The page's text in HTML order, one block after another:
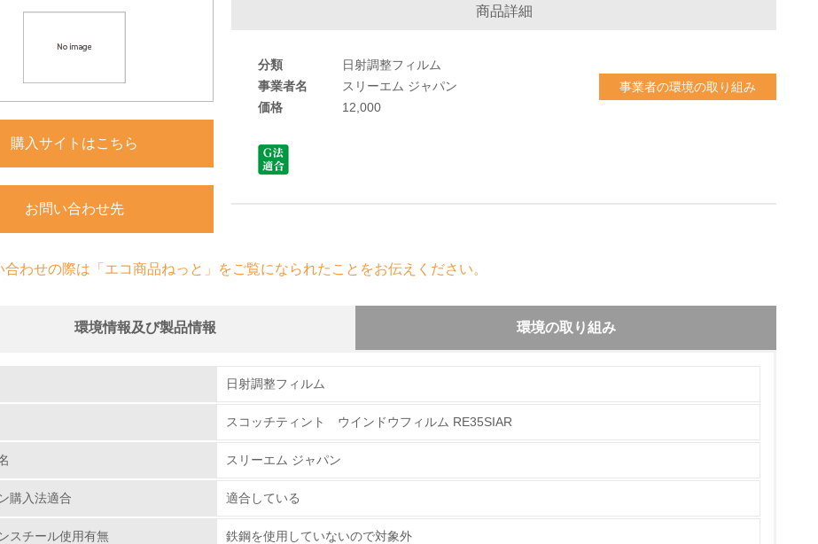
購入サイトはこちら
お問い合わせ先
商品詳細
分類
日射調整フィルム
事業者名
スリーエム ジャパン
価格
12,000
事業者の環境の取り組み
合わせの際は「エコ商品ねっと」をご覧になられたことをお伝えください。
環境情報及び製品情報 環境の取り組み
環境取り組み体制
チェック項目
日射調整フィルム
スコッチティント ウインドウフィルム RE35SIAR
スリーエム ジャパン
購入法適合 適合している
スチール使用有無 鉄鋼を使用していないので対象外